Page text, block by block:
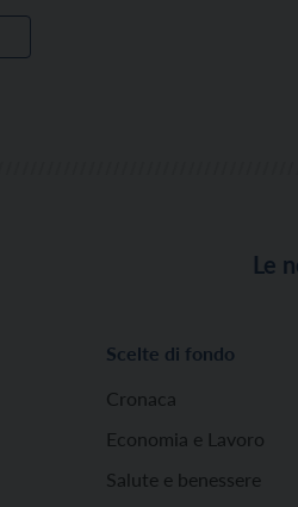
Le
Scelte di fondo
Cronaca
Economia e Lavoro
Salute e benessere